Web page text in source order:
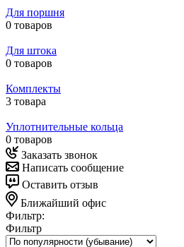
Для поршня
0 товаров
Для штока
0 товаров
Комплекты
3 товара
Уплотнительные кольца
0 товаров
Заказать звонок
Написать сообщение
Оставить отзыв
Ближайший офис
Фильтр:
Фильтр